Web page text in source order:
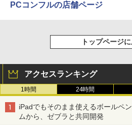
PCコンフルの店舗ページ
トップページ
アクセスランキング
1時間 24時間
iPadでもそのまま使えるボールペ
ムから、ゼブラと共同開発